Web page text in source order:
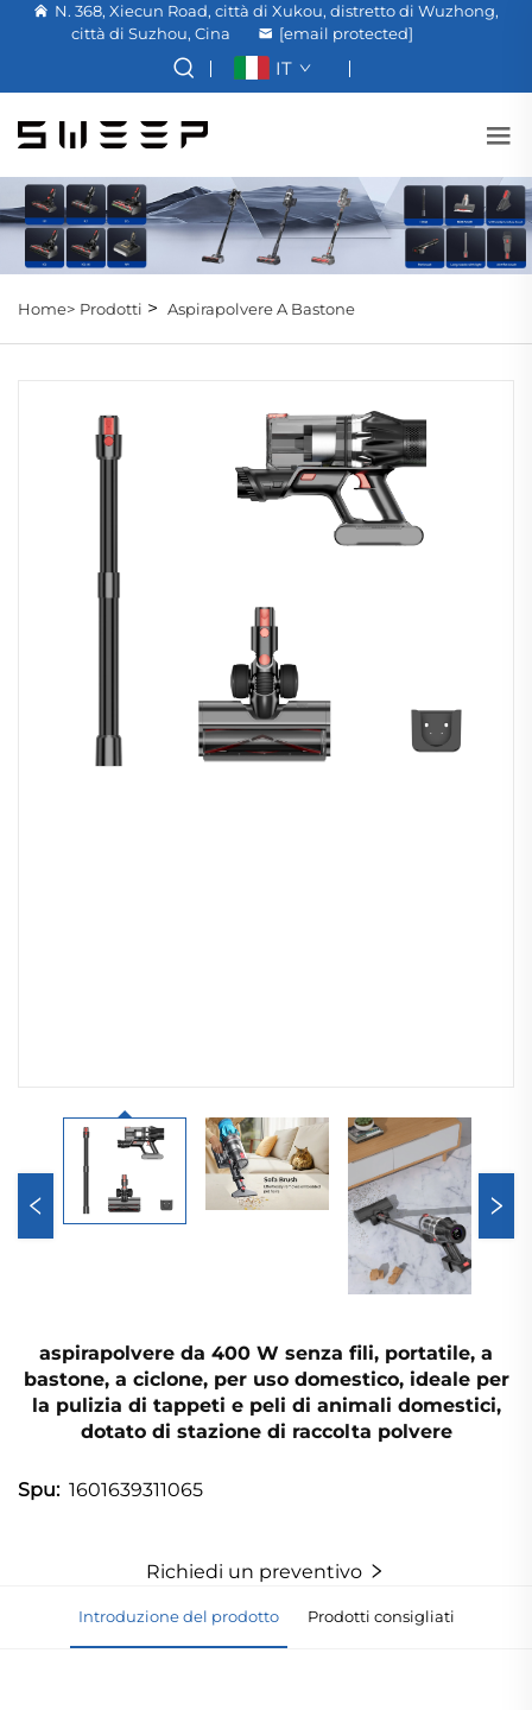
N. 368, Xiecun Road, città di Xukou, distretto di Wuzhong,
città di Suzhou, Cina
[email protected]
IT
Home> Prodotti > Aspirapolvere A Bastone
aspirapolvere da 400 W senza fili, portatile, a
bastone, a ciclone, per uso domestico, ideale per
la pulizia di tappeti e peli di animali domestici,
dotato di stazione di raccolta polvere
Spu: 1601639311065
Richiedi un preventivo
Introduzione del prodotto Prodotti consigliati